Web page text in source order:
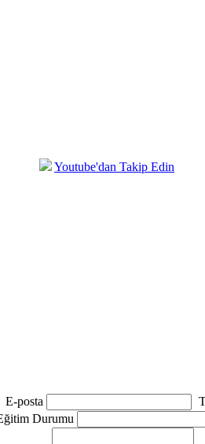
Youtube'dan Takip Edin
E-posta
Durumu